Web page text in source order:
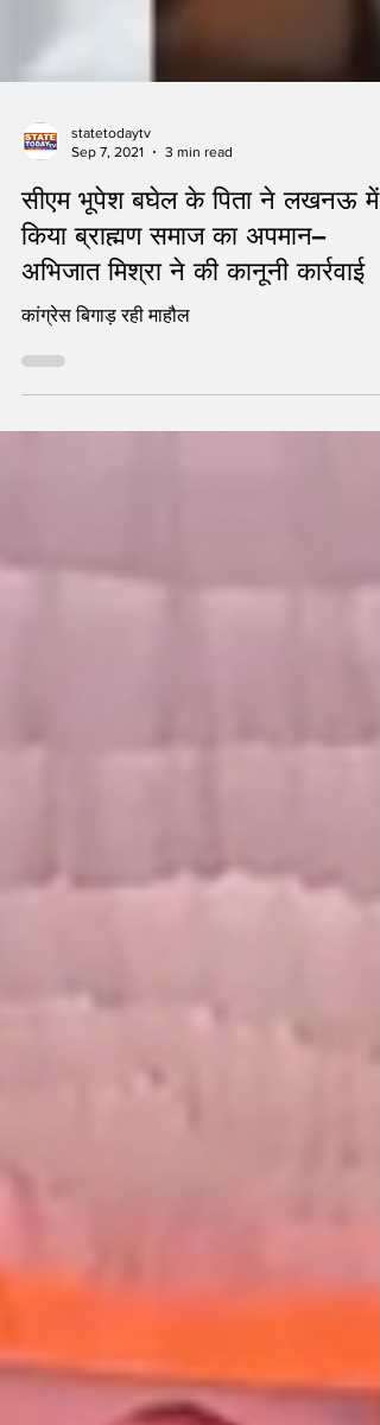
statetodaytv
Sep 7, 2021
3 min read
सीएम भूपेश बघेल के पिता ने लखनऊ में
किया ब्राह्मण समाज का अपमान–
अभिजात मिश्रा ने की कानूनी कार्रवाई